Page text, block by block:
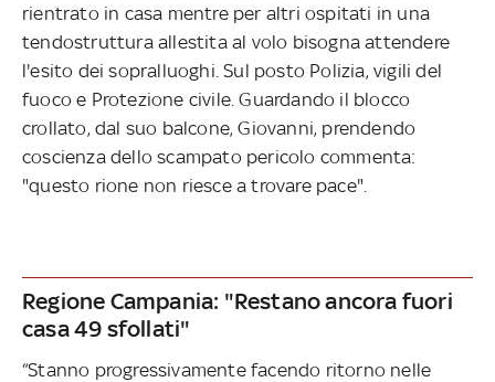
rientrato in casa mentre per altri ospitati in una
tendostruttura allestita al volo bisogna attendere
l'esito dei sopralluoghi. Sul posto Polizia, vigili del
fuoco e Protezione civile. Guardando il blocco
crollato, dal suo balcone, Giovanni, prendendo
coscienza dello scampato pericolo commenta:
"questo rione non riesce a trovare pace".
Regione Campania: "Restano ancora fuori
casa 49 sfollati"
“Stanno progressivamente facendo ritorno nelle